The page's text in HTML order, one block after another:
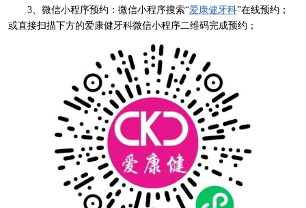
3、微信小程序预约：微信小程序搜索“爱康健牙科”在线预约；
或直接扫描下方的爱康健牙科微信小程序二维码完成预约；